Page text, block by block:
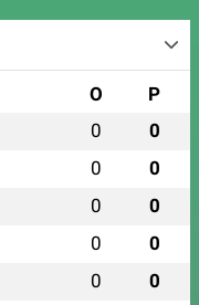
O P
0 0
0 0
0 0
0 0
0 0